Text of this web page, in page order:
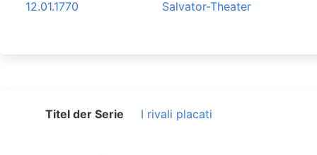
12.01.1770 Salvator-Theater
Titel der Serie I rivali placati